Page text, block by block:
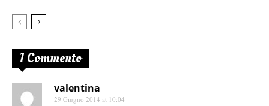
1 Commento
valentina
29 Giugno 2014 at 10:04